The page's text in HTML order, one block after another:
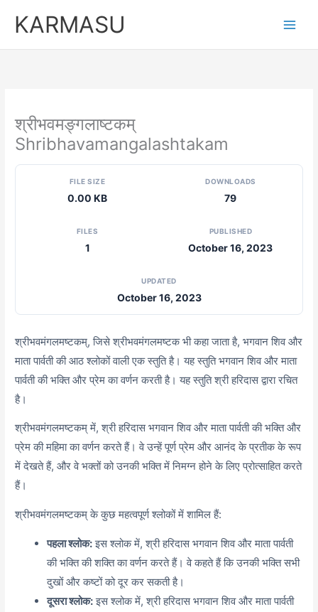
KARMASU
श्रीभवमङ्गलाष्टकम्
Shribhavamangalashtakam
FILE SIZE
0.00 KB
DOWNLOADS
79
FILES
1
PUBLISHED
October 16, 2023
UPDATED
October 16, 2023
श्रीभवमंगलमष्टकम्, जिसे श्रीभवमंगलमष्टक भी कहा जाता है, भगवान शिव और
माता पार्वती की आठ श्लोकों वाली एक स्तुति है। यह स्तुति भगवान शिव और माता
पार्वती की भक्ति और प्रेम का वर्णन करती है। यह स्तुति श्री हरिदास द्वारा रचित
है।
श्रीभवमंगलमष्टकम् में, श्री हरिदास भगवान शिव और माता पार्वती की भक्ति और
प्रेम की महिमा का वर्णन करते हैं। वे उन्हें पूर्ण प्रेम और आनंद के प्रतीक के रूप
में देखते हैं, और वे भक्तों को उनकी भक्ति में निमग्न होने के लिए प्रोत्साहित करते
हैं।
श्रीभवमंगलमष्टकम् के कुछ महत्वपूर्ण श्लोकों में शामिल हैं:
पहला श्लोक:इस श्लोक में, श्री हरिदास भगवान शिव और माता पार्वती
की भक्ति की शक्ति का वर्णन करते हैं। वे कहते हैं कि उनकी भक्ति सभी
दुखों और कष्टों को दूर कर सकती है।
दूसरा श्लोक:इस श्लोक में, श्री हरिदास भगवान शिव और माता पार्वती